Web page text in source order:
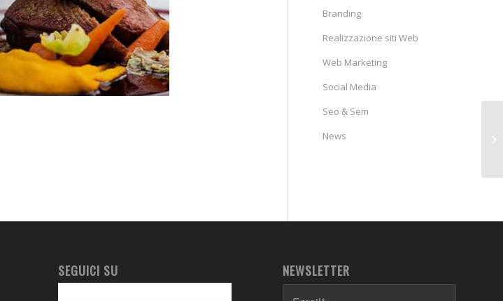
Branding
Realizzazione siti Web
Web Marketing
Social Media
Seo & Sem
News
SEGUICI SU NEWSLETTER